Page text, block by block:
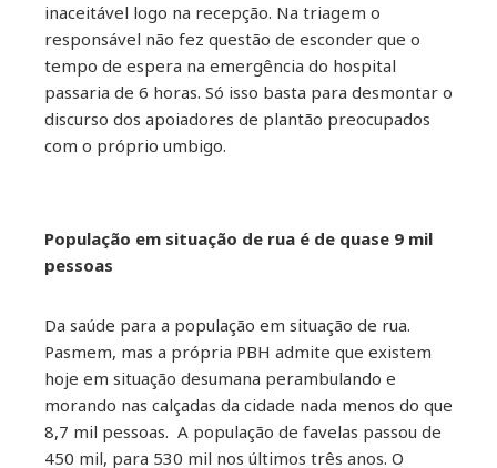
inaceitável logo na recepção. Na triagem o
responsável não fez questão de esconder que o
tempo de espera na emergência do hospital
passaria de 6 horas. Só isso basta para desmontar o
discurso dos apoiadores de plantão preocupados
com o próprio umbigo.
População em situação de rua é de quase 9 mil
pessoas
Da saúde para a população em situação de rua.
Pasmem, mas a própria PBH admite que existem
hoje em situação desumana perambulando e
morando nas calçadas da cidade nada menos do que
8,7 mil pessoas. A população de favelas passou de
450 mil, para 530 mil nos últimos três anos. O